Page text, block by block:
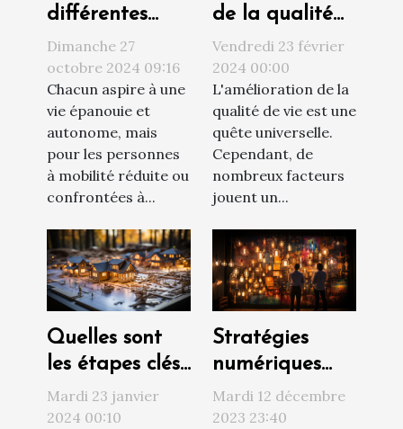
différentes
solutions
d'accessibilité
sur la qualité
de vie
Dimanche 27
octobre 2024 09:16
Chacun aspire à une
vie épanouie et
autonome, mais
pour les personnes
à mobilité réduite ou
confrontées à...
de la qualité
de vie par le
choix du
logement
Vendredi 23 février
2024 00:00
L'amélioration de la
qualité de vie est une
quête universelle.
Cependant, de
nombreux facteurs
jouent un...
Quelles sont
les étapes clés
d’un projet de
construction ?
Mardi 23 janvier
2024 00:10
Stratégies
numériques
innovantes
pour
Mardi 12 décembre
2023 23:40